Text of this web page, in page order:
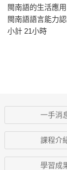
閩南語的生活應用
閩南語語言能力
小計 21小時
一手消
課程介
學習成